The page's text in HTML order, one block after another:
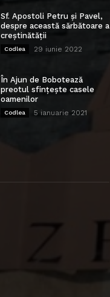
Sf. Apostoli Petru și Pavel,
despre această sărbătoare a
creștinătății
Codlea 29 iunie 2022
În Ajun de Bobotează
preotul sfințește casele
oamenilor
Codlea 5 ianuarie 2021